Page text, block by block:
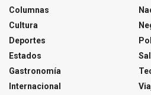
Columnas
Cultura
Deportes
Estados
Gastronomía
Internacional